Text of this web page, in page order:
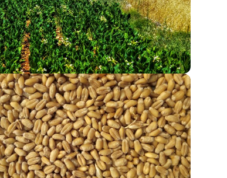
АГРОБІЗНЕС
Агроекспорт до ЄС: що зміниться для
виробників після нових правил
23.06.2026